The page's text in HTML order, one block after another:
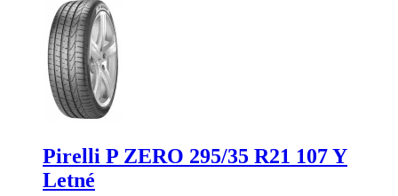
Pirelli P ZERO 295/35 R21 107 Y
Letné